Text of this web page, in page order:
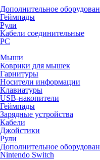
Дополнительное
Геймпады
Рули
Кабели соединительные
PC
Мыши
Коврики для мышек
Гарнитуры
Носители информации
Клавиатуры
USB-накопители
Геймпады
Зарядные устройства
Кабели
Джойстики
Рули
Дополнительное
Nintendo Switch